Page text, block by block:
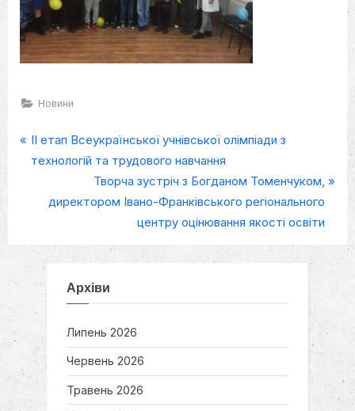
Новини
Навігація
записів
P
r
s
ІІ етап Всеукраїнської учнівської олімпіади з
технологій та трудового навчання
N
e
P
o
:
Творча зустріч з Богданом Томенчуком,
директором Івано-Франківського регіонального
центру оцінювання якості освіти
Архіви
Липень 2026
Червень 2026
Травень 2026